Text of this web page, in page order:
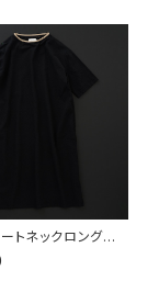
トネックロングワ
袖 黒×羊